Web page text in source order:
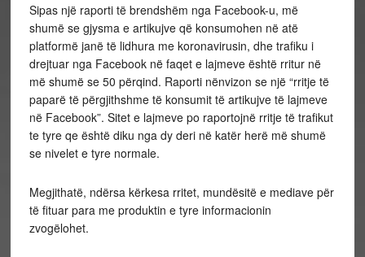
Sipas një raporti të brendshëm nga Facebook-u, më
shumë se gjysma e artikujve që konsumohen në atë
platformë janë të lidhura me koronavirusin, dhe trafiku i
drejtuar nga Facebook në faqet e lajmeve është rritur në
më shumë se 50 përqind. Raporti nënvizon se një “rritje të
paparë të përgjithshme të konsumit të artikujve të lajmeve
në Facebook”. Sitet e lajmeve po raportojnë rritje të trafikut
te tyre qe është diku nga dy deri në katër herë më shumë
se nivelet e tyre normale.
Megjithatë, ndërsa kërkesa rritet, mundësitë e mediave për
të fituar para me produktin e tyre informacionin
zvogëlohet.